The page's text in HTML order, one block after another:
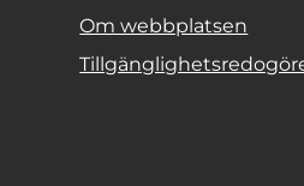
Om webbplatsen